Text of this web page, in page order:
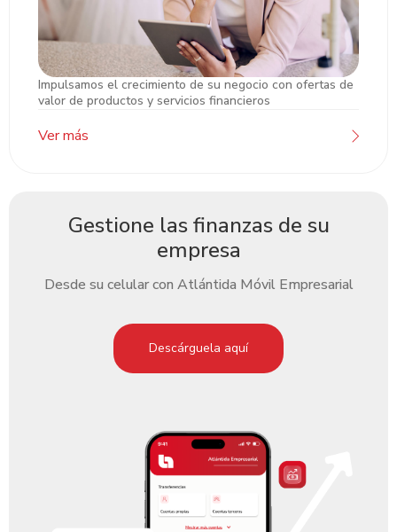
Atención Banca de Empresas Pyme
Impulsamos el crecimiento de su negocio con ofertas de
valor de productos y servicios financieros
Ver más
Gestione las finanzas de su
empresa
Desde su celular con Atlántida Móvil Empresarial
Descárguela aquí